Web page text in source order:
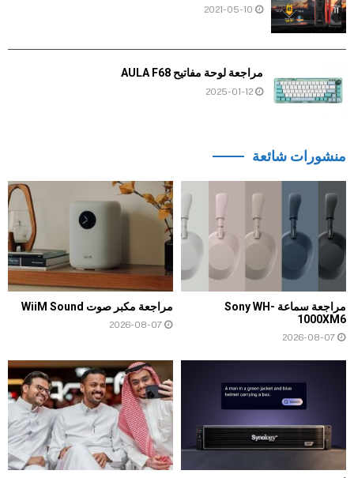
2021-05-10
مراجعة لوحة مفاتيح AULA F68
2025-01-12
منشورات شائعة
مراجعة سماعة Sony WH-
1000XM6
2026-08-07
مراجعة مكبر صوت WiiM Sound
2026-08-07